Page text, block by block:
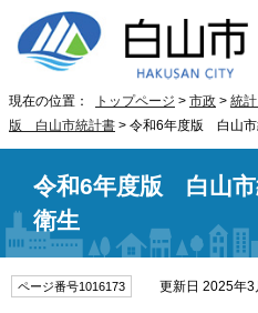
現在の位置： トップページ > 市政 > 統
版 白山市統計書 > 令和6年度版 白山
令和6年度版 白山
衛生
ページ番号1016173 更新日 2025年3